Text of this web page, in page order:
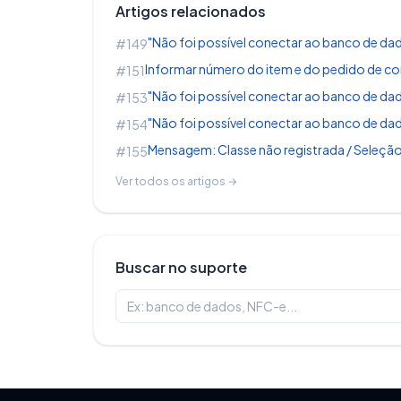
Artigos relacionados
#149"Não foi possível conectar ao banco de
#151Informar número do item e do pedido de
#153"Não foi possível conectar ao banco de
#154"Não foi possível conectar ao banco de
#155Mensagem: Classe não registrada /
Ver todos os artigos →
Buscar no suporte